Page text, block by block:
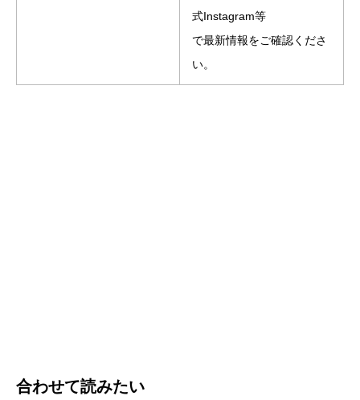
式Instagram等
で最新情報をご確認くださ
い。
合わせて読みたい